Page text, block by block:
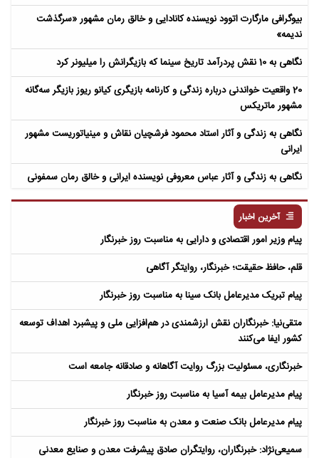
بیوگرافی مارگارت اتوود نویسنده کانادایی و خالق رمان مشهور «سرگذشت
ندیمه»
نگاهی به 10 نقش پردرآمد تاریخ سینما که بازیگرانش را میلیونر کرد
20 واقعیت خواندنی درباره زندگی و کارنامه بازیگری کیانو ریوز بازیگر سه‌گانه
مشهور ماتریکس
نگاهی به زندگی و آثار استاد محمود فرشچیان نقاش و مینیاتوریست مشهور
ایرانی
نگاهی به زندگی و آثار عباس معروفی نویسنده ایرانی و خالق رمان سمفونی
آخرین اخبار
پیام وزیر امور اقتصادی و دارایی به مناسبت روز خبرنگار
قلم، حافظ حقیقت؛ خبرنگار، روایتگر آگاهی
پیام تبریک مدیرعامل بانک سینا به مناسبت روز خبرنگار
متقی‌نیا: خبرنگاران نقش ارزشمندی در هم‌افزایی ملی و پیشبرد اهداف توسعه
کشور ایفا می‌کنند
خبرنگاری، مسئولیت بزرگ روایت آگاهانه و صادقانه جامعه است
پیام مدیرعامل بیمه آسیا به مناسبت روز خبرنگار
پیام مدیرعامل بانک صنعت و معدن به مناسبت روز خبرنگار
سمیعی‌نژاد: خبرنگاران، روایتگران صادق پیشرفت معدن و صنایع معدنی